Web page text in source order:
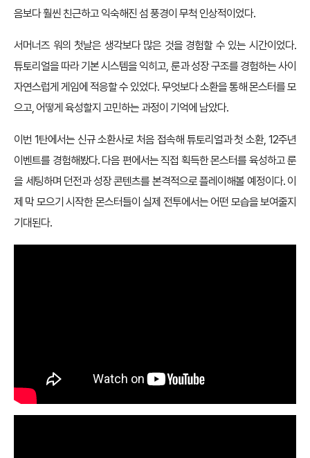
음보다 훨씬 친근하고 익숙해진 섬 풍경이 무척 인상적이었다.
서머너즈 워의 첫날은 생각보다 많은 것을 경험할 수 있는 시간이었다.
튜토리얼을 따라 기본 시스템을 익히고, 룬과 성장 구조를 경험하는 사이
자연스럽게 게임에 적응할 수 있었다. 무엇보다 소환을 통해 몬스터를 모
으고, 어떻게 육성할지 고민하는 과정이 기억에 남았다.
이번 1탄에서는 신규 소환사로 처음 접속해 튜토리얼과 첫 소환, 12주년
이벤트를 경험해봤다. 다음 편에서는 직접 획득한 몬스터를 육성하고 룬
을 세팅하며 던전과 성장 콘텐츠를 본격적으로 플레이해볼 예정이다. 이
제 막 모으기 시작한 몬스터들이 실제 전투에서는 어떤 모습을 보여줄지
기대된다.